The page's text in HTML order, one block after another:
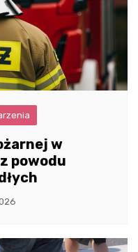
w
powodu